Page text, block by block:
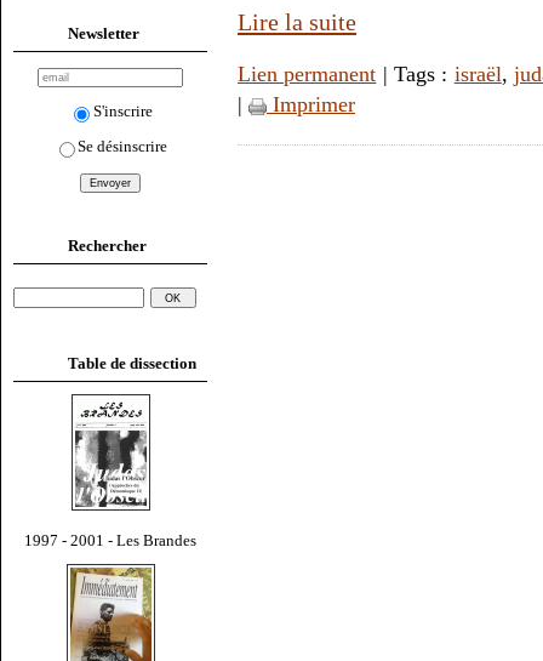
Newsletter
S'inscrire
Se désinscrire
Rechercher
Table de dissection
1997 - 2001 - Les Brandes
Lire la suite
Lien permanent | Tags : israël,
|
Imprimer